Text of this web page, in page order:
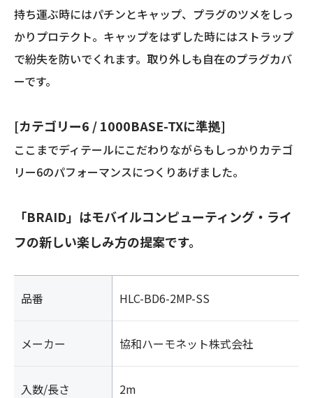
持ち運ぶ時にはパチンとキャップ、プラグのツメをしっ
かりプロテクト。キャップをはずした時にはストラップ
で紛失を防いでくれます。取り外しも自在のプラグカバ
ーです。
[カテゴリー6 / 1000BASE-TXに準拠]
ここまでディテールにこだわりながらもしっかりカテゴ
リー6のパフォーマンスにつくりあげました。
「BRAID」はモバイルコンピューティング・ライ
フの新しい楽しみ方の提案です。
品番 HLC-BD6-2MP-SS
メーカー 協和ハーモネット株式会社
入数/長さ 2m